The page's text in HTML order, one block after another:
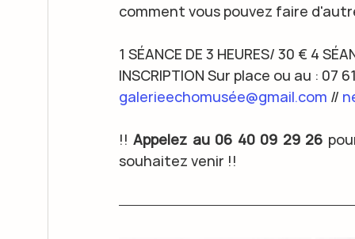
comment vous pouvez faire
1 SÉANCE DE 3 HEURES/ 30 € 4
INSCRIPTION Sur place ou au : 07
galerieechomusée@gmail.com //
!! Appelez au 06 40 09 29 26
souhaitez venir !!